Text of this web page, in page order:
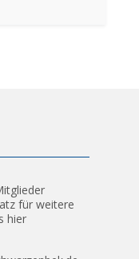
für weitere
hier